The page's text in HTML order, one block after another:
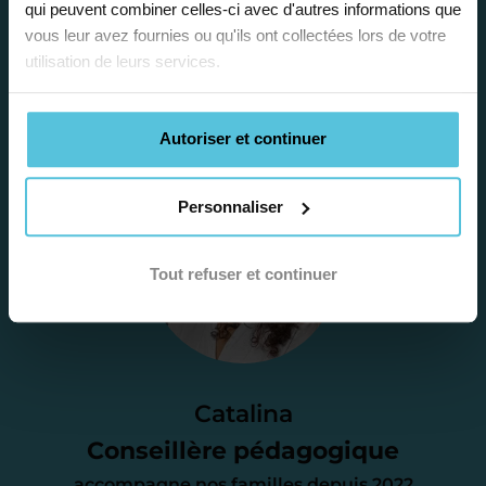
qui peuvent combiner celles-ci avec d'autres informations que
vous leur avez fournies ou qu'ils ont collectées lors de votre
utilisation de leurs services.
Autoriser et continuer
Personnaliser
Tout refuser et continuer
Catalina
Conseillère pédagogique
la situation scolaire de votre enfant, ses
besoins et vous préconiser la solution la
plus adaptée.
Je vous envoie une
proposition
d’accompagnement
parfait. À partir de maintenant nous
nous occupons de tout.